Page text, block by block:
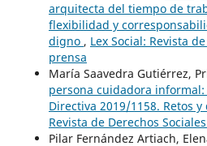
arquitecta del tiempo de
flexibilidad y
digno , Lex Social: Revista
prensa
María Saavedra Gutiérrez,
persona cuidadora
Directiva 2019/1158. Retos y
Revista de Derechos
Pilar Fernández Artiach,